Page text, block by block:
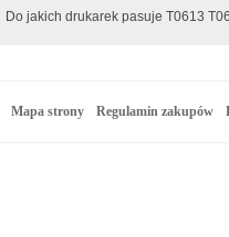
Do jakich drukarek pasuje T0613
Mapa strony Regulamin zakupów